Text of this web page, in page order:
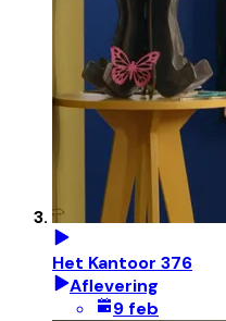
Het Kantoor 376
Aflevering
9 feb